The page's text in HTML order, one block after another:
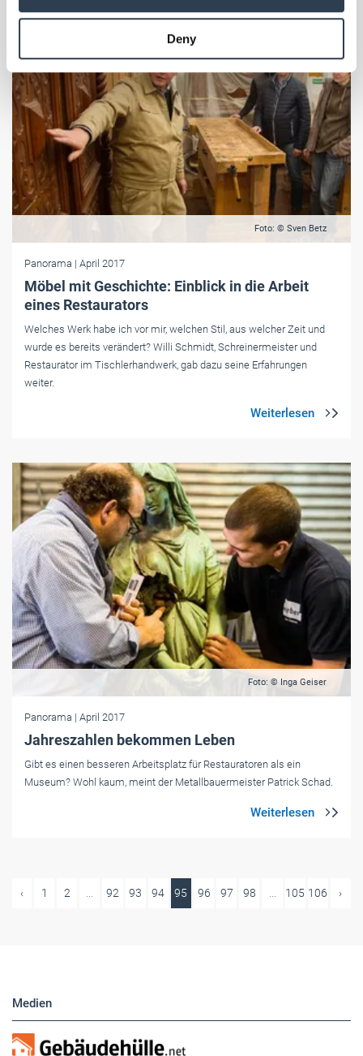
provided to them or that they’ve collected from your use
Weitere Informationen:Impressum Datenschutz
Deny
Foto: © Sven Betz
Panorama | April 2017
Möbel mit Geschichte: Einblick in die Arbeit
eines Restaurators
Welches Werk habe ich vor mir, welchen Stil, aus welcher Zeit und
wurde es bereits verändert? Willi Schmidt, Schreinermeister und
Restaurator im Tischlerhandwerk, gab dazu seine Erfahrungen
weiter.
Foto: © Inga Geiser
Panorama | April 2017
Jahreszahlen bekommen Leben
Gibt es einen besseren Arbeitsplatz für Restauratoren als ein
Museum? Wohl kaum, meint der Metallbauermeister Patrick Schad.
‹ 1 2 ... 92 93 94 95 96 97 98 ... 105 106 ›
Medien